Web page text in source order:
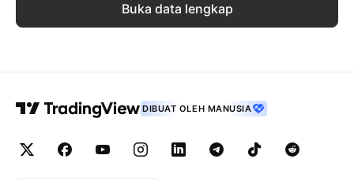
Buka data lengkap
DIBUAT OLEH MANUSIA